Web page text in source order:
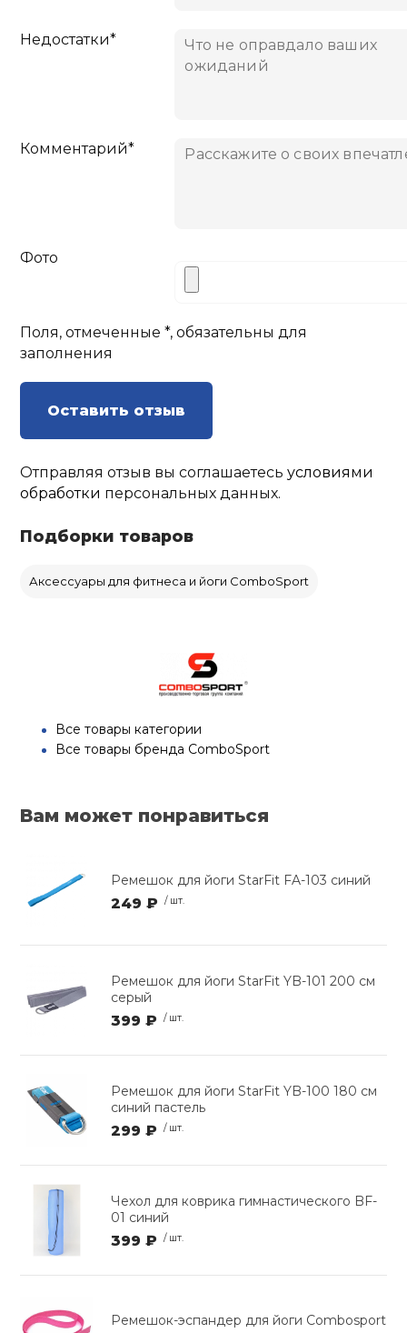
Недостатки*
Комментарий*
Фото
Поля, отмеченные *, обязательны для
заполнения
Оставить отзыв
Отправляя отзыв вы соглашаетесьусловиями
обработки персональных данных.
Подборки товаров
Аксессуары для фитнеса и йоги ComboSport
Все товары категории
Все товары бренда ComboSport
Вам может понравиться
Ремешок для йоги StarFit FA-103 синий
249 ₽ / шт.
Ремешок для йоги StarFit YB-101 200 см
серый
399 ₽ / шт.
Ремешок для йоги StarFit YB-100 180 см
синий пастель
299 ₽ / шт.
Чехол для коврика гимнастического BF-
01 синий
399 ₽ / шт.
Ремешок-эспандер для йоги Сombosport